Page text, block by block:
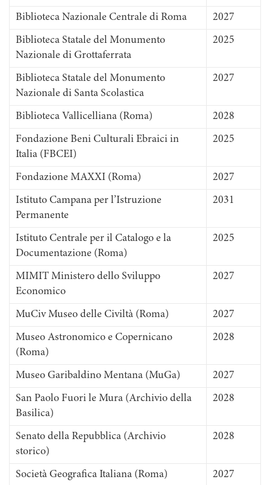
Biblioteca Nazionale Centrale di Roma 2027
Biblioteca Statale del Monumento
Nazionale di Grottaferrata
2025
Biblioteca Statale del Monumento
Nazionale di Santa Scolastica
2027
Biblioteca Vallicelliana (Roma) 2028
Fondazione Beni Culturali Ebraici in
Italia (FBCEI)
2025
Fondazione MAXXI (Roma) 2027
Istituto Campana per l’Istruzione
Permanente
2031
Istituto Centrale per il Catalogo e la
Documentazione (Roma)
2025
MIMIT Ministero dello Sviluppo
Economico
2027
MuCiv Museo delle Civiltà (Roma) 2027
Museo Astronomico e Copernicano
(Roma)
2028
Museo Garibaldino Mentana (MuGa) 2027
San Paolo Fuori le Mura (Archivio della
Basilica)
2028
Senato della Repubblica (Archivio
storico)
2028
Società Geografica Italiana (Roma) 2027